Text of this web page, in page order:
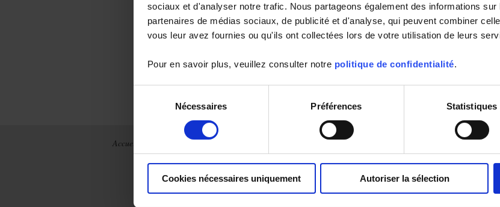
sociaux et d'analyser notre trafic. Nous partageons également des informations
partenaires de médias sociaux, de publicité et d'analyse, qui peuvent combiner
vous leur avez fournies ou qu'ils ont collectées lors de votre utilisation de leurs
Pour en savoir plus, veuillez consulter notre politique de confidentialité.
consentement
Nécessaires Préférences Statistiques
Cookies nécessaires uniquement Autoriser la sélection
Industriel français, concepteur & fabricant, novateur, Chauvin Arnoux, au
10 filiales du groupe, de ses produits, diffuse son savoir-faire 100% français
des frontières.
En savoir plus sur la French Fab
Accueil Actualités
France
International
Archives
Chauvin Arnoux
intégrée
Filière
Contrôles
Produits